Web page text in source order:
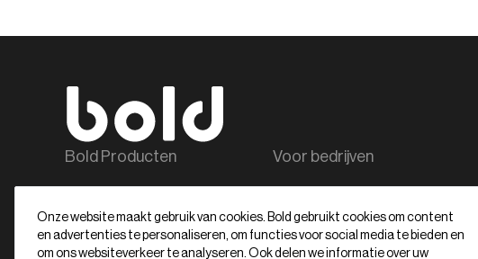
Bold Producten
Bold Classic
Alle producten
Voor bedrijven
Alle zakelijke producten
Contact voor bedrijven
Onze website maakt gebruik van cookies. Bold gebruikt cookies om content
en advertenties te personaliseren, om functies voor social media te bieden en
om ons websiteverkeer te analyseren. Ook delen we informatie over uw